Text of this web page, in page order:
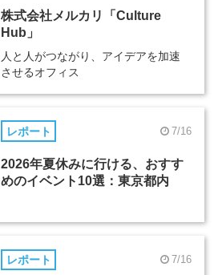
株式会社メルカリ「Culture
Hub」
人と人がつながり、アイデアを加速
させるオフィス
レポート 7/16
2026年夏休みに行ける、おすす
めのイベント10選：東京都内
レポート 7/16